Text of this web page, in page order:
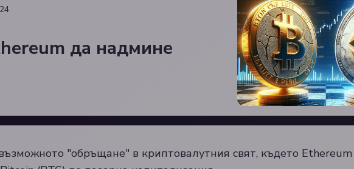
да надмине
"обръщане" в криптовалутния свят, където Ethereum